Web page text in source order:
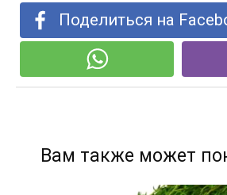
Поделиться на
Вам также может